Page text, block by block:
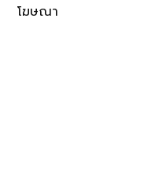
โฆษณา